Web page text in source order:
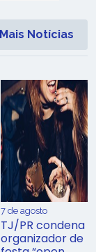
Mais Notícias
7 de agosto
TJ/PR condena
organizador de